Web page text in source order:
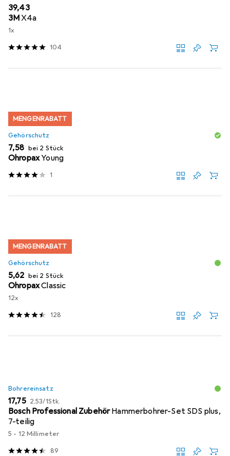
EUR
39,43
3MX4a
1x
104
MENGENRABATT
Gehörschutz
EUR
7,58 bei 2 Stück
OhropaxYoung
1
MENGENRABATT
Gehörschutz
EUR
5,62 bei 2 Stück
OhropaxClassic
12x
128
Bohrereinsatz
EUR
17,75 EUR
2,53/1Stk.
Bosch Professional ZubehörHammerbohrer-Set SDS plus,
7-teilig
5 - 12 Millimeter
89